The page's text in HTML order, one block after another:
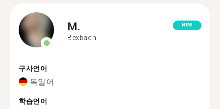
M.
Bexbach
NEW
구사언어
독일어
학습언어